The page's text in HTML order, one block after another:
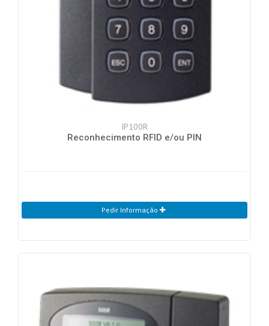
IP100R
Reconhecimento RFID e/ou PIN
Pedir Informação